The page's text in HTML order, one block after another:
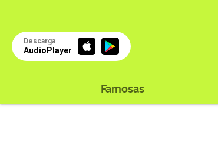
Descarga
AudioPlayer
Famosas